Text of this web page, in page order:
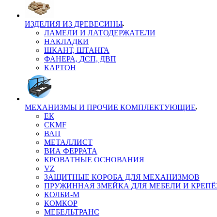
ИЗДЕЛИЯ ИЗ ДРЕВЕСИНЫ
ЛАМЕЛИ И ЛАТОДЕРЖАТЕЛИ
НАКЛАДКИ
ШКАНТ, ШТАНГА
ФАНЕРА, ДСП, ДВП
КАРТОН
МЕХАНИЗМЫ И ПРОЧИЕ КОМПЛЕКТУЮЩИЕ
ЕК
CKMF
ВАП
МЕТАЛЛИСТ
ВИА ФЕРРАТА
КРОВАТНЫЕ ОСНОВАНИЯ
VZ
ЗАЩИТНЫЕ КОРОБА ДЛЯ МЕХАНИЗМОВ
ПРУЖИННАЯ ЗМЕЙКА ДЛЯ МЕБЕЛИ И
КОЛБИ-М
КОМКОР
МЕБЕЛЬТРАНС